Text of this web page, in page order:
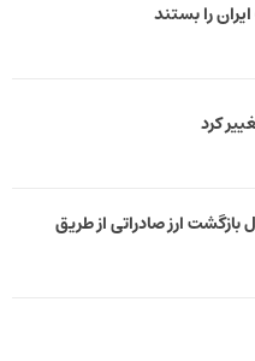
را بستند
کرد
ارز صادراتی از طریق